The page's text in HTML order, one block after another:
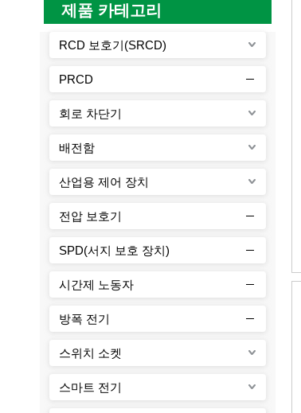
제품 카테고리
RCD 보호기(SRCD)
PRCD
회로 차단기
배전함
산업용 제어 장치
전압 보호기
SPD(서지 보호 장치)
시간제 노동자
방폭 전기
스위치 소켓
스마트 전기